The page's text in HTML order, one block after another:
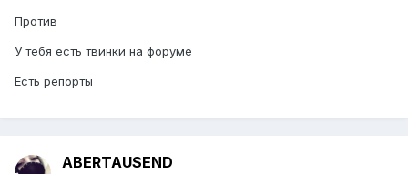
Против
У тебя есть твинки на форуме
Есть репорты
ABERTAUSEND